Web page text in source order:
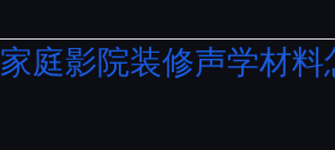
涵
盖
正
确
家庭影院装修声学材料